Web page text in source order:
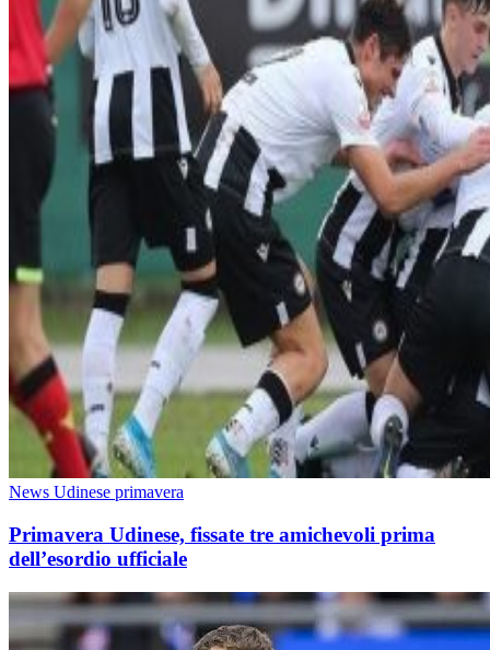
News Udinese primavera
Primavera Udinese, fissate tre amichevoli prima
dell’esordio ufficiale